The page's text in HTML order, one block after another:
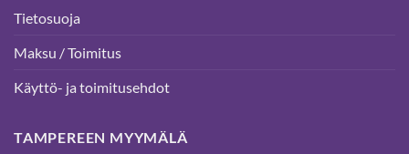
Tietosuoja
Maksu / Toimitus
Käyttö- ja toimitusehdot
TAMPEREEN MYYMÄLÄ